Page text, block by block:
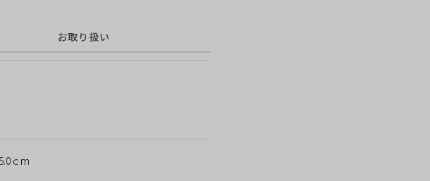
物語。
エルファバとグリンダ。
手にするも、その心にはエルファバとの決
お取り扱い
ｃm